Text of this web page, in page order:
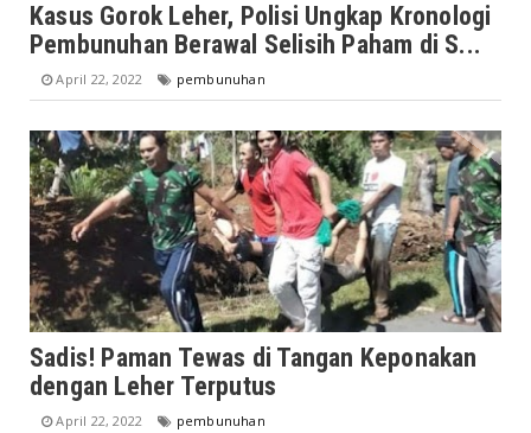
Kasus Gorok Leher, Polisi Ungkap Kronologi
Pembunuhan Berawal Selisih Paham di S...
April 22, 2022 pembunuhan
Sadis! Paman Tewas di Tangan Keponakan
dengan Leher Terputus
April 22, 2022 pembunuhan